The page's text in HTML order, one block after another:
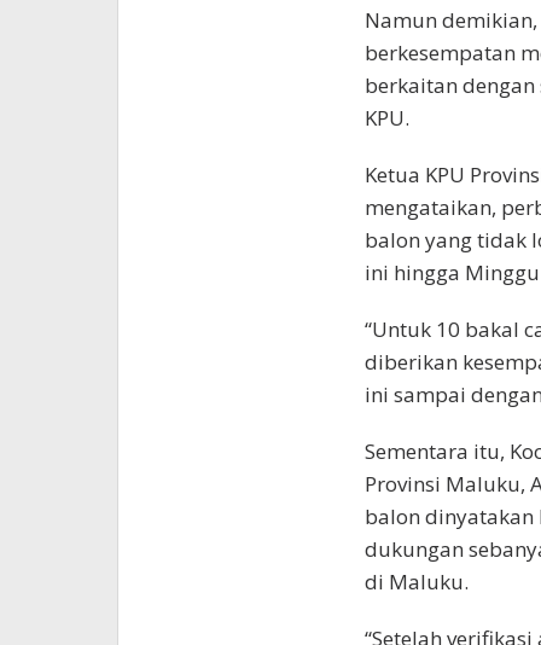
Namun
berkesempatan
berkaitan
KPU.
Ketua KPU
mengataikan,
balon yang tidak
ini hingga
“Untuk 10 bakal
diberikan
ini sampai
Sementara itu,
Provinsi Maluku,
balon
dukungan
di Maluku.
“Setelah